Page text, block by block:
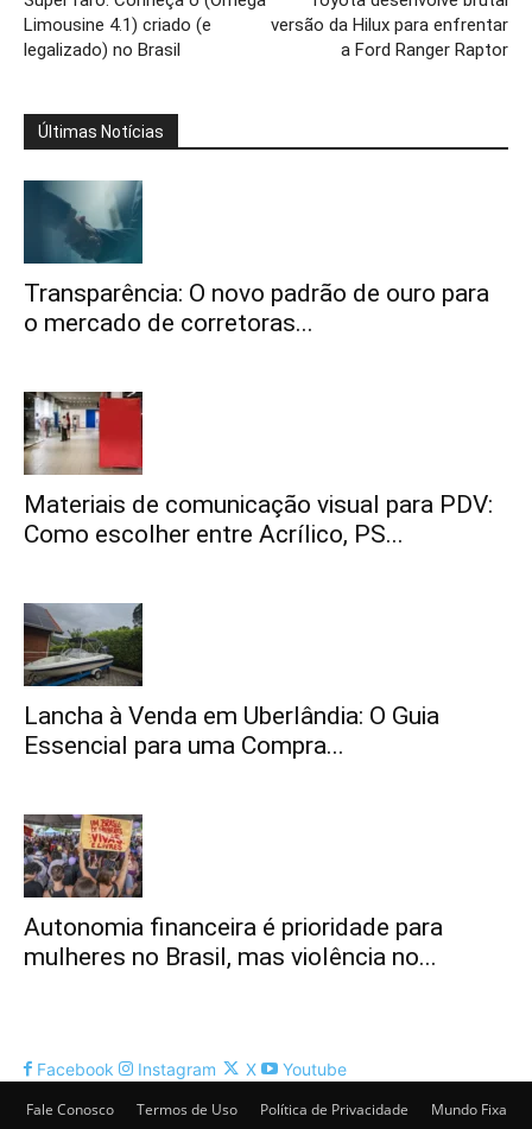
Limousine 4.1) criado (e
legalizado) no Brasil
versão da Hilux para enfrentar
a Ford Ranger Raptor
Últimas Notícias
Transparência: O novo padrão de ouro para
o mercado de corretoras...
Materiais de comunicação visual para PDV:
Como escolher entre Acrílico, PS...
Lancha à Venda em Uberlândia: O Guia
Essencial para uma Compra...
Autonomia financeira é prioridade para
mulheres no Brasil, mas violência no...
Facebook Instagram X
Youtube
Fale Conosco
Termos de Uso Política de Privacidade Mundo Fixa